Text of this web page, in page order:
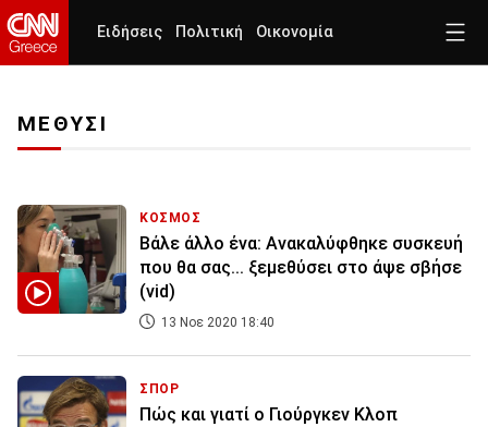
Ειδήσεις Πολιτική Οικονομία
ΜΕΘΥΣΙ
ΚΟΣΜΟΣ
Βάλε άλλο ένα: Ανακαλύφθηκε συσκευή
που θα σας... ξεμεθύσει στο άψε σβήσε
(vid)
13 Νοε 2020 18:40
ΣΠΟΡ
Πώς και γιατί ο Γιούργκεν Κλοπ